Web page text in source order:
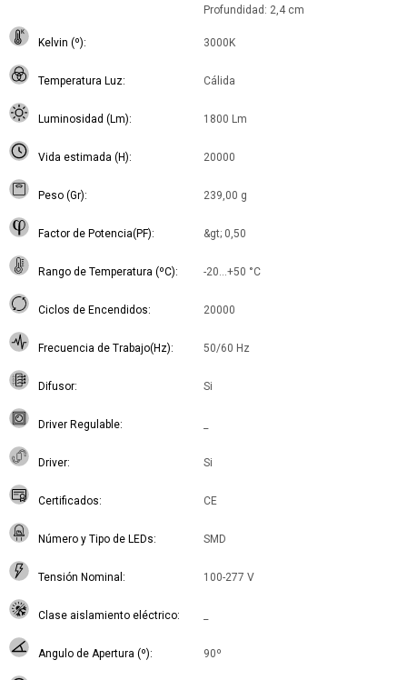
Profundidad: 2,4 cm
Kelvin (º) 3000K
Temperatura Luz Cálida
Luminosidad (Lm) 1800 Lm
Vida estimada (H) 20000
Peso (Gr) 239,00 g
Factor de Potencia(PF) &gt; 0,50
Rango de Temperatura (ºC) -20…+50 °C
Ciclos de Encendidos 20000
Frecuencia de Trabajo(Hz) 50/60 Hz
Difusor Si
Driver Regulable
Driver Si
Certificados CE
Número y Tipo de LEDs SMD
Tensión Nominal 100-277 V
Clase aislamiento eléctrico
Angulo de Apertura (º) 90º